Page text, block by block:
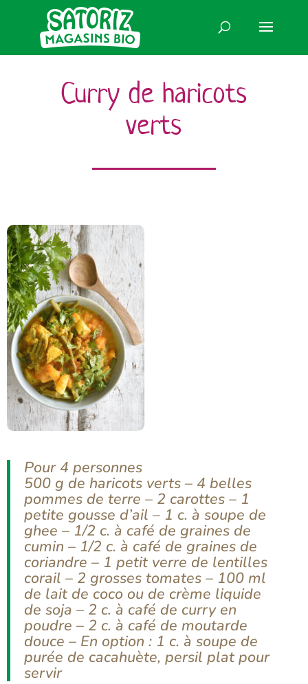
Curry de haricots
verts
Pour 4 personnes
500 g de haricots verts – 4 belles
pommes de terre – 2 carottes – 1
petite gousse d’ail – 1 c. à soupe de
ghee – 1/2 c. à café de graines de
cumin – 1/2 c. à café de graines de
coriandre – 1 petit verre de lentilles
corail – 2 grosses tomates – 100 ml
de lait de coco ou de crème liquide
de soja – 2 c. à café de curry en
poudre – 2 c. à café de moutarde
douce – En option : 1 c. à soupe de
purée de cacahuète, persil plat pour
servir